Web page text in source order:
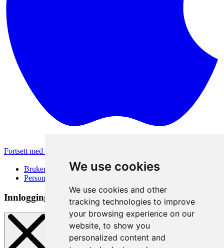
We use cookies
We use cookies and other
tracking technologies to improve
your browsing experience on our
website, to show you
personalized content and
Fortsett med Apple
Brukervilkår
Personvernerklæring
Innloggingsmetode